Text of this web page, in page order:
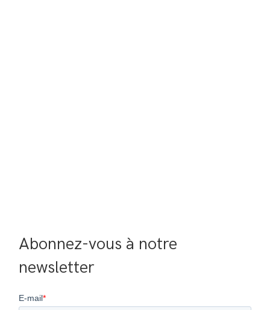
Abonnez-vous à notre
newsletter